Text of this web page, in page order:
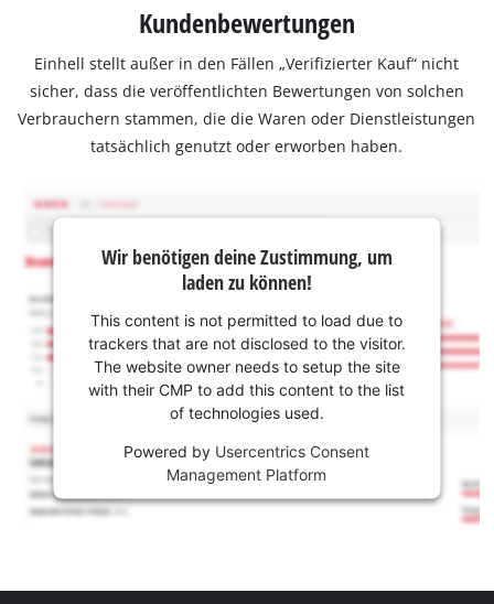
Kundenbewertungen
Einhell stellt außer in den Fällen „Verifizierter Kauf“ nicht
sicher, dass die veröffentlichten Bewertungen von solchen
Verbrauchern stammen, die die Waren oder Dienstleistungen
tatsächlich genutzt oder erworben haben.
Wir benötigen deine Zustimmung, um
laden zu können!
This content is not permitted to load due to
trackers that are not disclosed to the visitor.
The website owner needs to setup the site
with their CMP to add this content to the list
of technologies used.
Powered by Usercentrics Consent
Management Platform